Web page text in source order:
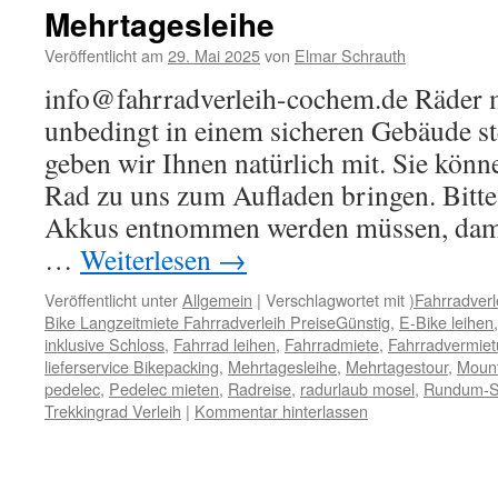
Mehrtagesleihe
Veröffentlicht am 29. Mai 2025von Elmar Schrauth
info@fahrradverleih-cochem.de Räder
unbedingt in einem sicheren Gebäude
geben wir Ihnen natürlich mit. Sie
Rad zu uns zum Aufladen bringen.
Akkus entnommen werden müssen,
… Weiterlesen →
Veröffentlicht unterAllgemein | Verschlagwortet mit
Bike Langzeitmiete Fahrradverleih PreiseGünstig, E-Bike leihen
inklusive Schloss, Fahrrad leihen, Fahrradmiete,
lieferservice Bikepacking, Mehrtagesleihe, Mehrtagestour,
pedelec, Pedelec mieten, Radreise, radurlaub mosel, Rundum-
Trekkingrad Verleih | Kommentar hinterlassen